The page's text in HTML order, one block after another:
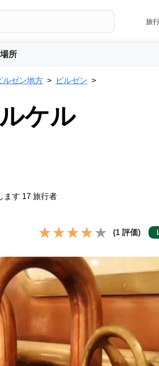
旅
所
ルゼン地方 ピルゼン
ケル
ます 17 旅行者
(1 評価)